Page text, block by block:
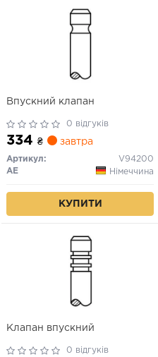
Впускний клапан
0 відгуків
334 ₴ завтра
Артикул:
V94200
AE
Німеччина
КУПИТИ
Клапан впускний
0 відгуків